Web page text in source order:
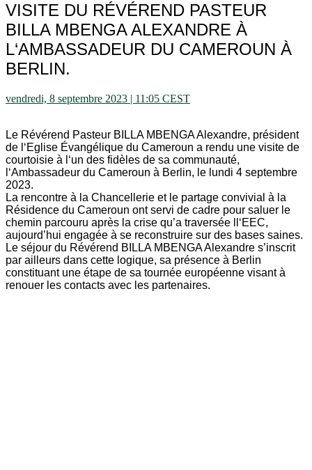
VISITE DU RÉVÉREND PASTEUR
BILLA MBENGA ALEXANDRE À
L‘AMBASSADEUR DU CAMEROUN À
BERLIN.
vendredi, 8 septembre 2023 | 11:05 CEST
Le Révérend Pasteur BILLA MBENGA Alexandre, président
de l‘Eglise Évangélique du Cameroun a rendu une visite de
courtoisie à l‘un des fidèles de sa communauté,
l‘Ambassadeur du Cameroun à Berlin, le lundi 4 septembre
2023.
La rencontre à la Chancellerie et le partage convivial à la
Résidence du Cameroun ont servi de cadre pour saluer le
chemin parcouru après la crise qu’a traversée ll‘EEC,
aujourd’hui engagée à se reconstruire sur des bases saines.
Le séjour du Révérend BILLA MBENGA Alexandre s’inscrit
par ailleurs dans cette logique, sa présence à Berlin
constituant une étape de sa tournée européenne visant à
renouer les contacts avec les partenaires.